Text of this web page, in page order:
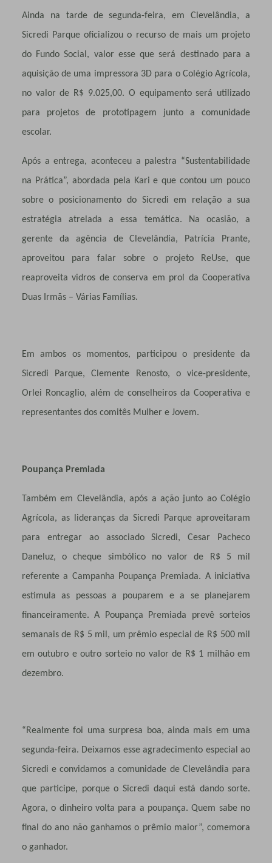
Ainda na tarde de segunda-feira, em Clevelândia, a
Sicredi Parque oficializou o recurso de mais um projeto
do Fundo Social, valor esse que será destinado para a
aquisição de uma impressora 3D para o Colégio Agrícola,
no valor de R$ 9.025,00. O equipamento será utilizado
para projetos de prototipagem junto a comunidade
escolar.
Após a entrega, aconteceu a palestra “Sustentabilidade
na Prática”, abordada pela Kari e que contou um pouco
sobre o posicionamento do Sicredi em relação a sua
estratégia atrelada a essa temática. Na ocasião, a
gerente da agência de Clevelândia, Patrícia Prante,
aproveitou para falar sobre o projeto ReUse, que
reaproveita vidros de conserva em prol da Cooperativa
Duas Irmãs – Várias Famílias.
Em ambos os momentos, participou o presidente da
Sicredi Parque, Clemente Renosto, o vice-presidente,
Orlei Roncaglio, além de conselheiros da Cooperativa e
representantes dos comitês Mulher e Jovem.
Poupança Premiada
Também em Clevelândia, após a ação junto ao Colégio
Agrícola, as lideranças da Sicredi Parque aproveitaram
para entregar ao associado Sicredi, Cesar Pacheco
Daneluz, o cheque simbólico no valor de R$ 5 mil
referente a Campanha Poupança Premiada. A iniciativa
estimula as pessoas a pouparem e a se planejarem
financeiramente. A Poupança Premiada prevê sorteios
semanais de R$ 5 mil, um prêmio especial de R$ 500 mil
em outubro e outro sorteio no valor de R$ 1 milhão em
dezembro.
“Realmente foi uma surpresa boa, ainda mais em uma
segunda-feira. Deixamos esse agradecimento especial ao
Sicredi e convidamos a comunidade de Clevelândia para
que participe, porque o Sicredi daqui está dando sorte.
Agora, o dinheiro volta para a poupança. Quem sabe no
final do ano não ganhamos o prêmio maior”, comemora
o ganhador.